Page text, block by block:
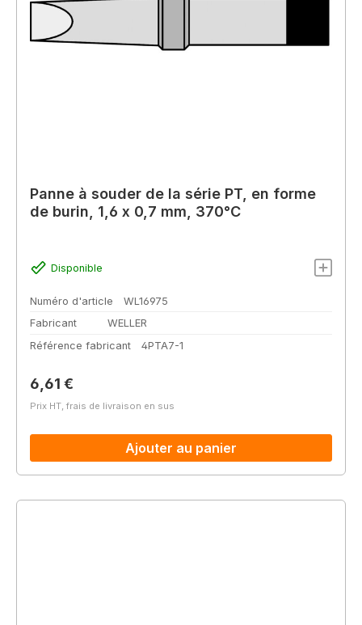
Panne à souder de la série PT, en forme
de burin, 1,6 x 0,7 mm, 370°C
Disponible
Numéro d'article
WL16975
Fabricant
WELLER
Référence fabricant
4PTA7-1
Prix régulier :
6,61 €
Prix HT, frais de livraison en sus
Ajouter au panier